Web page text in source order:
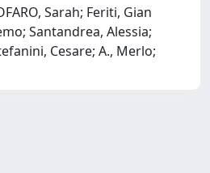
Sarah; Feriti, Gian
Santandrea, Alessia;
Cesare; A., Merlo;